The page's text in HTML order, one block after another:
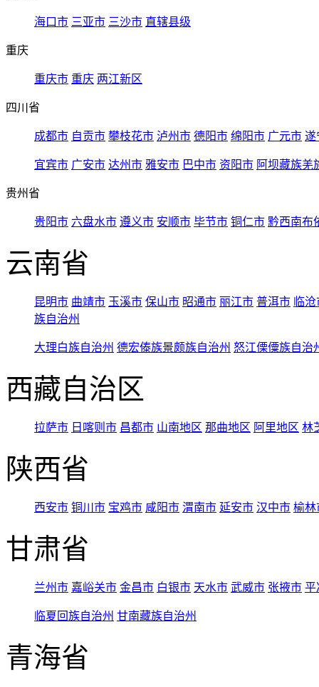
海口市 三亚市 三沙市 直辖县级
重庆
重庆市 重庆 两江新区
四川省
成都市 自贡市 攀枝花市 泸州市 德阳市 绵阳市 广元市 遂
宜宾市 广安市 达州市 雅安市 巴中市 资阳市 阿坝藏族羌
贵州省
贵阳市 六盘水市 遵义市 安顺市 毕节市 铜仁市 黔西南布
云南省
昆明市 曲靖市 玉溪市 保山市 昭通市 丽江市 普洱市 临
族自治州
大理白族自治州 德宏傣族景颇族自治州 怒江傈僳族自治
西藏自治区
拉萨市 日喀则市 昌都市 山南地区 那曲地区 阿里地区 林
陕西省
西安市 铜川市 宝鸡市 咸阳市 渭南市 延安市 汉中市 榆林
甘肃省
兰州市 嘉峪关市 金昌市 白银市 天水市 武威市 张掖市 平
临夏回族自治州 甘南藏族自治州
青海省